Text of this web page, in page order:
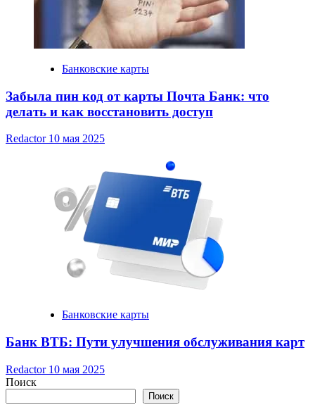
Банковские карты
Забыла пин код от карты Почта Банк: что
делать и как восстановить доступ
Redactor 10 мая 2025
Банковские карты
Банк ВТБ: Пути улучшения обслуживания карт
Redactor 10 мая 2025
Поиск
Поиск